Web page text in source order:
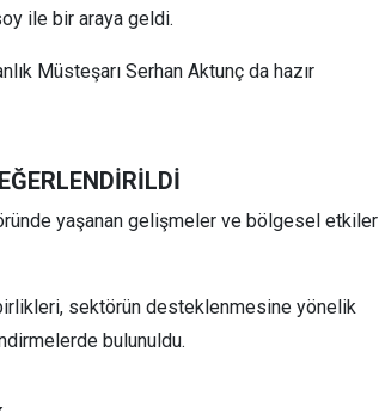
ile bir araya geldi.
Müsteşarı Serhan Aktunç da hazır
yaşanan gelişmeler ve bölgesel etkiler
sektörün desteklenmesine yönelik
bulunuldu.